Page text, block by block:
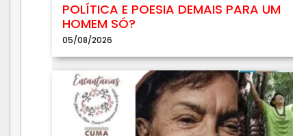
POLÍTICA E POESIA DEMAIS PARA UM
HOMEM SÓ?
05/08/2026